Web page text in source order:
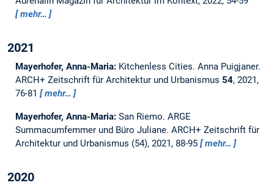
mehr…
2021
Mayerhofer, Anna-Maria: Kitchenless Cities. Anna Puigjaner.
ARCH+ Zeitschrift für Architektur und Urbanismus 54, 2021,
76-81
mehr…
Mayerhofer, Anna-Maria: San Riemo. ARGE
Summacumfemmer und Büro Juliane. ARCH+ Zeitschrift für
Architektur und Urbanismus (54), 2021, 88-95
mehr…
2020